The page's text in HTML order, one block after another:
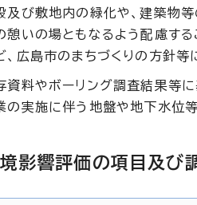
及び敷地内の緑化や、建築物
憩いの場ともなるよう配慮す
、広島市のまちづくりの方針等
資料やボーリング調査結果等
の実施に伴う地盤や地下水位
響評価の項目及び調